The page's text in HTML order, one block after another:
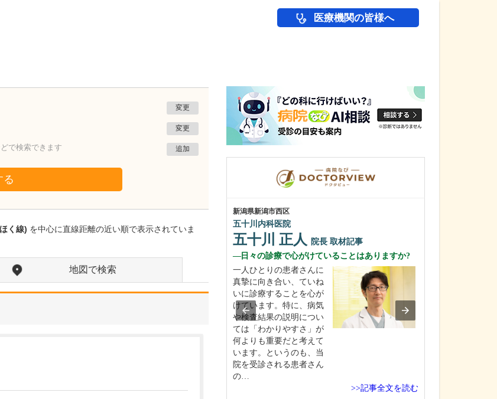
医療機関の皆様へ
変更
変更
で検索できます 追加
る
く線) を中心に直線距離の近い順で表示されていま
地図で検索
新潟県新潟市西区
五十川内科医院
五十川 正人 院長 取材記事
日々の診療で心がけていることはありますか?
一人ひとりの患者さんに
真摯に向き合い、ていね
いに診療することを心が
けています。特に、病気
や検査結果の説明につい
ては「わかりやすさ」が
何よりも重要だと考えて
います。というのも、当
院を受診される患者さん
の…
>>記事全文を読む
東京都渋谷区
代々木クリニック
日々の診療で心がけていることはありますか?
患者さんの症状や困りご
と、悩みなどをよく聴い
て、何を求めているのか